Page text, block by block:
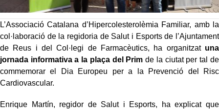
L’Associació Catalana d’Hipercolesterolèmia Familiar, amb la
col·laboració de la regidoria de Salut i Esports de l’Ajuntament
de Reus i del Col·legi de Farmacèutics, ha organitzat una
jornada informativa a la plaça del Prim de la ciutat per tal de
commemorar el Dia Europeu per a la Prevenció del Risc
Cardiovascular.
Enrique Martín, regidor de Salut i Esports, ha explicat que